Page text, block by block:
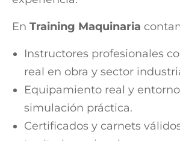
En Training Maquinaria
Instructores profesionales
real en obra y sector
Equipamiento real y
simulación práctica.
Certificados y carnets